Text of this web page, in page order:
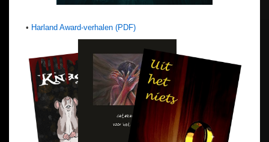
• Harland Award-verhalen (PDF)